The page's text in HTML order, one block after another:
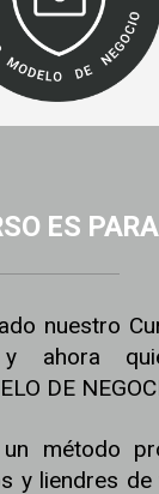
ES
nuestro
y ahora
DE
método
y liendres